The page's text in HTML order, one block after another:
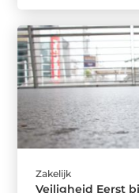
Zakelijk
Veiligheid Eerst